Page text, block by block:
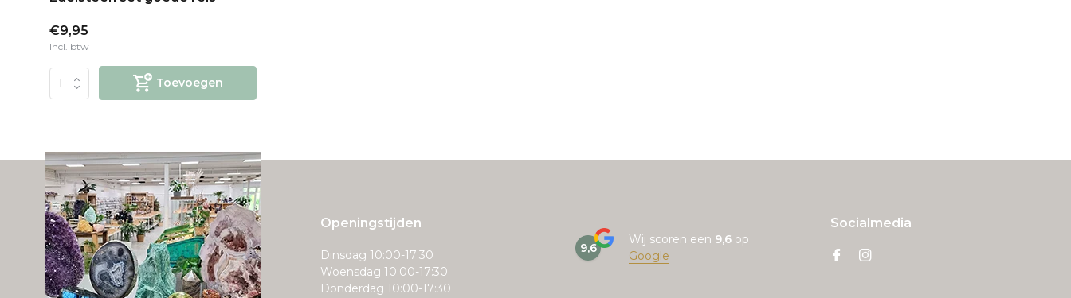
€9,95
Incl. btw
Toevoegen
Openingstijden
Dinsdag 10:00-17:30
Woensdag 10:00-17:30
Donderdag 10:00-17:30
9,6
Wij scoren een 9,6 op
Google
Socialmedia